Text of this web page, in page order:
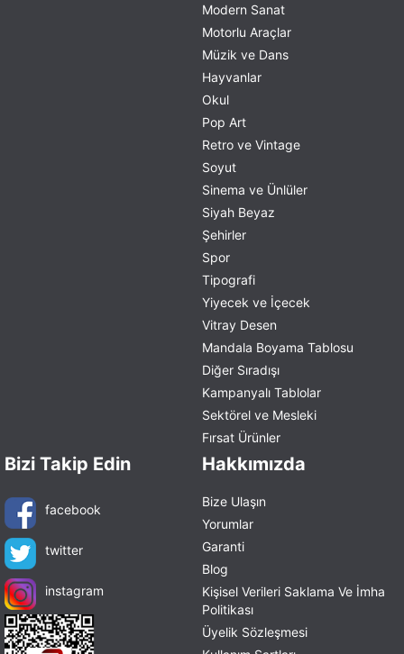
Modern Sanat
Motorlu Araçlar
Müzik ve Dans
Hayvanlar
Okul
Pop Art
Retro ve Vintage
Soyut
Sinema ve Ünlüler
Siyah Beyaz
Şehirler
Spor
Tipografi
Yiyecek ve İçecek
Vitray Desen
Mandala Boyama Tablosu
Diğer Sıradışı
Kampanyalı Tablolar
Sektörel ve Mesleki
Fırsat Ürünler
Bizi Takip Edin
facebook
twitter
instagram
Hakkımızda
Bize Ulaşın
Yorumlar
Garanti
Blog
Kişisel Verileri Saklama Ve İmha
Politikası
Üyelik Sözleşmesi